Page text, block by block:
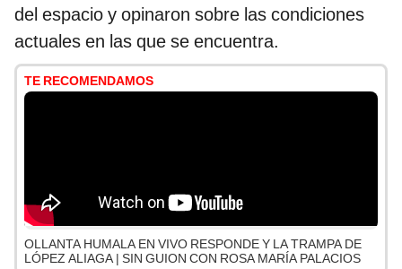
del espacio y opinaron sobre las condiciones
actuales en las que se encuentra.
TE RECOMENDAMOS
OLLANTA HUMALA EN VIVO RESPONDE Y LA TRAMPA DE
LÓPEZ ALIAGA | SIN GUION CON ROSA MARÍA PALACIOS